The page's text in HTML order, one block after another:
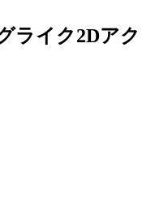
ライク2Dアク